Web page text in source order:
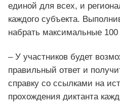
единой для всех, и
каждого субъекта.
набрать максимальные
– У участников будет
правильный ответ и
справку со ссылками на
прохождения диктанта